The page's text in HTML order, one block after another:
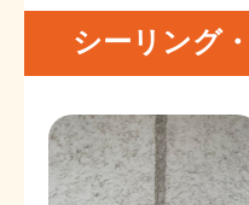
シーリング